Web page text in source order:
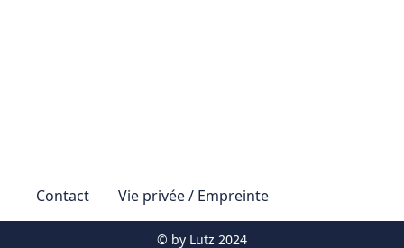
Contact Vie privée / Empreinte
© by Lutz 2024